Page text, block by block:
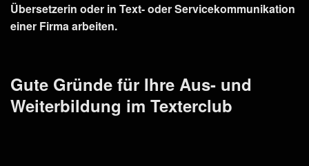
Übersetzerin oder in Text- oder Servicekommunikation
einer Firma arbeiten.
Gute Gründe für Ihre Aus- und
Weiterbildung im Texterclub